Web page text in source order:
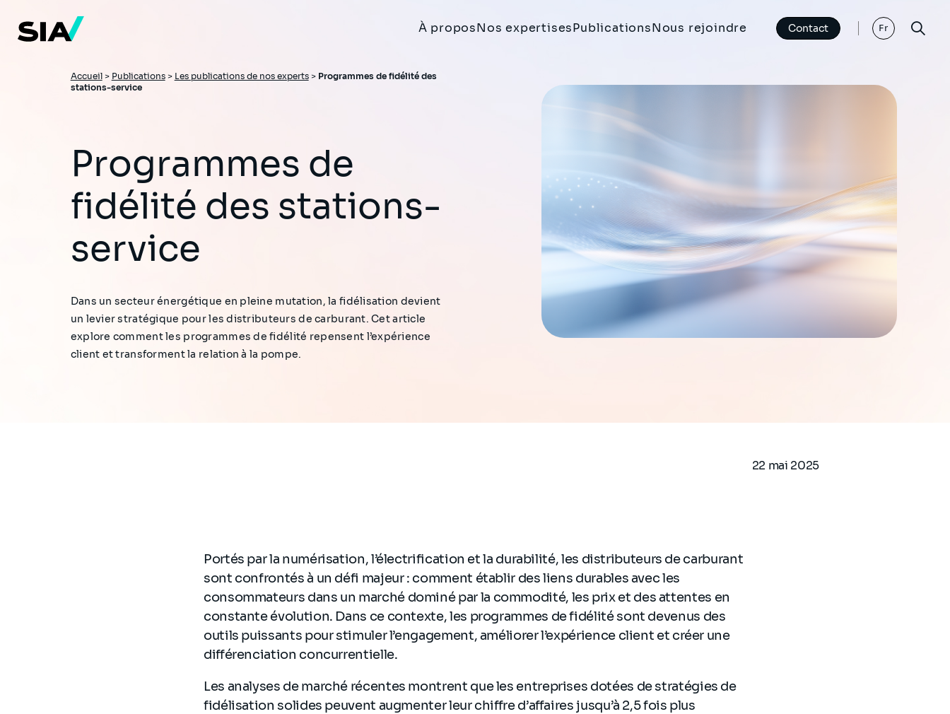
contenu
principal
À proposNos expertisesPublicationsNous rejoindre Contact Fr
Fil
Accueil> Publications> Les publications de nos experts> Programmes de fidélité des
stations-service
Programmes de
fidélité des stations-
service
Dans un secteur énergétique en pleine mutation, la fidélisation devient
un levier stratégique pour les distributeurs de carburant. Cet article
explore comment les programmes de fidélité repensent l’expérience
client et transforment la relation à la pompe.
22 mai 2025
Portés par la numérisation, l’électrification et la durabilité, les distributeurs de carburant
sont confrontés à un défi majeur : comment établir des liens durables avec les
consommateurs dans un marché dominé par la commodité, les prix et des attentes en
constante évolution. Dans ce contexte, les programmes de fidélité sont devenus des
outils puissants pour stimuler l’engagement, améliorer l’expérience client et créer une
différenciation concurrentielle.
Les analyses de marché récentes montrent que les entreprises dotées de stratégies de
fidélisation solides peuvent augmenter leur chiffre d’affaires jusqu’à 2,5 fois plus